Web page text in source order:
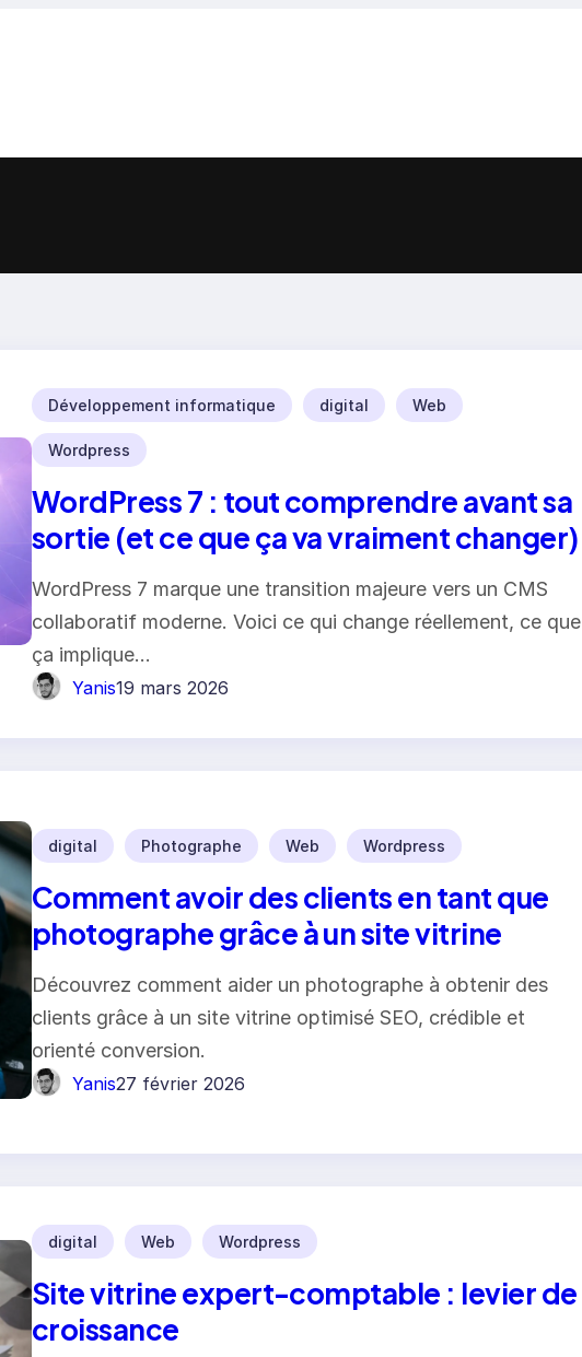
Développement informatique digital Web
Wordpress
WordPress 7 : tout comprendre avant sa
sortie (et ce que ça va vraiment changer)
WordPress 7 marque une transition majeure vers un CMS
collaboratif moderne. Voici ce qui change réellement, ce que
ça implique…
Yanis19 mars 2026
digital Photographe Web Wordpress
Comment avoir des clients en tant que
photographe grâce à un site vitrine
Découvrez comment aider un photographe à obtenir des
clients grâce à un site vitrine optimisé SEO, crédible et
orienté conversion.
Yanis27 février 2026
digital Web Wordpress
Site vitrine expert-comptable : levier de
croissance